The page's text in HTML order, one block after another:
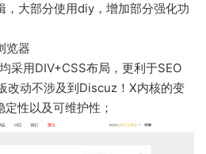
，大部分使用diy，增加部分强化功
览器
采用DIV+CSS布局，更利于SEO
改动不涉及到Discuz！X内核的变
性以及可维护性；